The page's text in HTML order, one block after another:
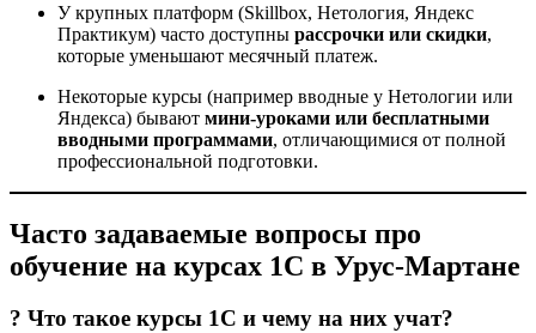
У крупных платформ (Skillbox, Нетология, Яндекс
Практикум) часто доступны рассрочки или скидки,
которые уменьшают месячный платеж.
Некоторые курсы (например вводные у Нетологии или
Яндекса) бывают мини-уроками или бесплатными
вводными программами, отличающимися от полной
профессиональной подготовки.
Часто задаваемые вопросы про
обучение на курсах 1С в Урус-Мартане
? Что такое курсы 1С и чему на них учат?